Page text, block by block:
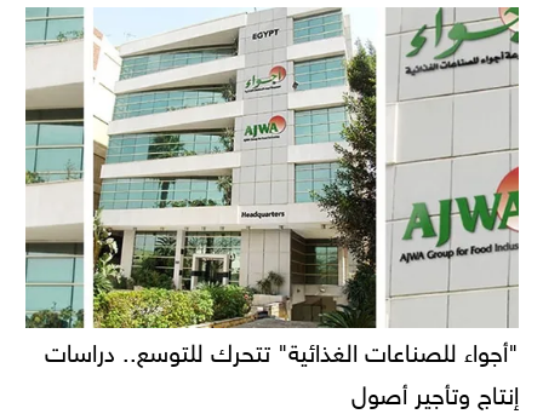
"أجواء للصناعات الغذائية" تتحرك للتوسع.. دراسات
إنتاج وتأجير أصول